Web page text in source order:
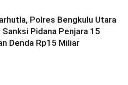
Polres Bengkulu Utara
Sanksi Pidana Penjara 15
Denda Rp15 Miliar